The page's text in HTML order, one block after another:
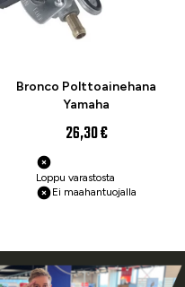
Bronco Polttoainehana
Yamaha
26,30 €
Loppu varastosta
Ei maahantuojalla